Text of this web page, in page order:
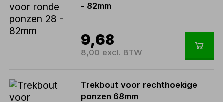
- 82mm
9,68
8,00 excl. BTW
Trekbout voor rechthoekige
ponzen 68mm